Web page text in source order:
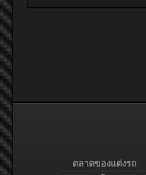
ตลาดของแต่งรถ